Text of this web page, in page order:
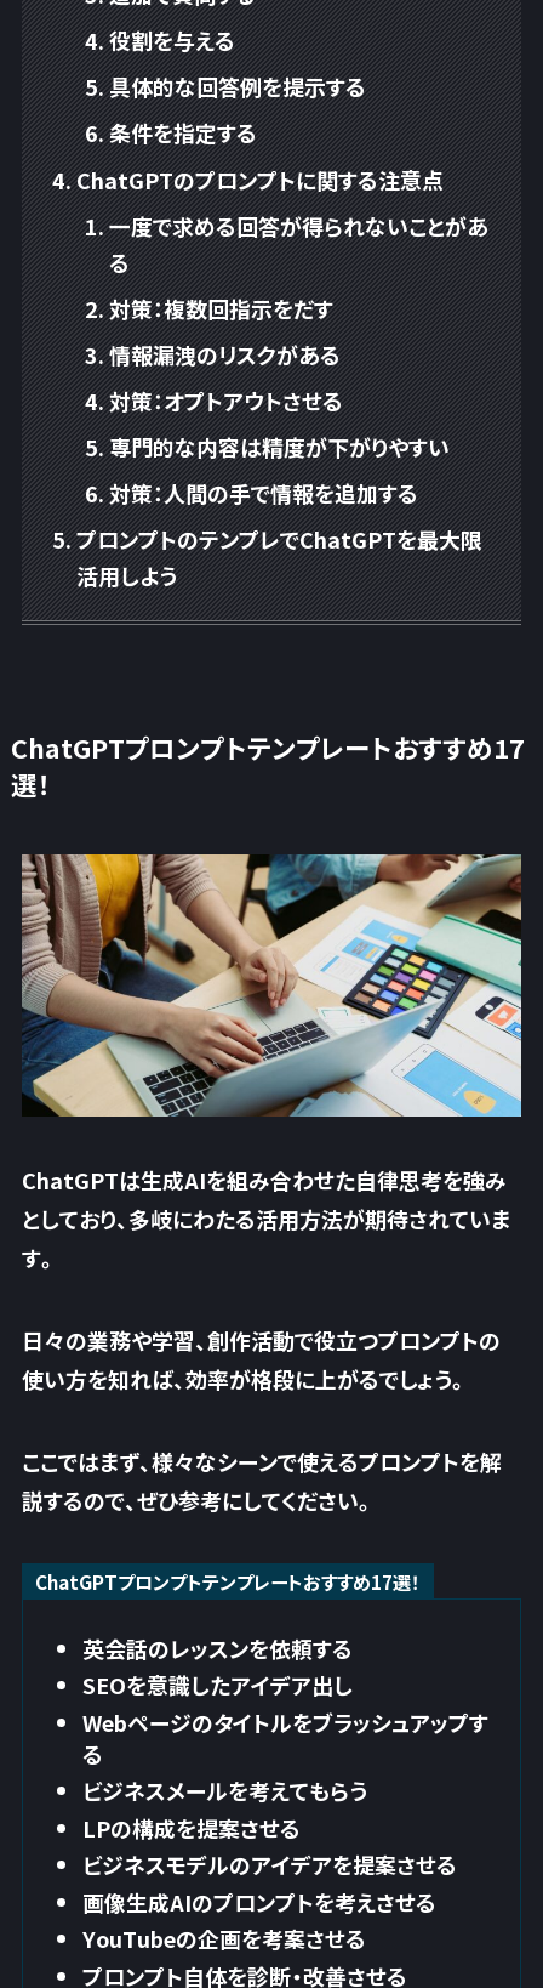
役割を与える
具体的な回答例を提示する
条件を指定する
ChatGPTのプロンプトに関する注意点
一度で求める回答が得られないことがあ
る
対策：複数回指示をだす
情報漏洩のリスクがある
対策：オプトアウトさせる
専門的な内容は精度が下がりやすい
対策：人間の手で情報を追加する
プロンプトのテンプレでChatGPTを最大限
活用しよう
ChatGPTプロンプトテンプレートおすすめ17
選！
ChatGPTは生成AIを組み合わせた自律思考を強み
としており、多岐にわたる活用方法が期待されていま
す。
日々の業務や学習、創作活動で役立つプロンプトの
使い方を知れば、効率が格段に上がるでしょう。
ここではまず、様々なシーンで使えるプロンプトを解
説するので、ぜひ参考にしてください。
ChatGPTプロンプトテンプレートおすすめ17選！
英会話のレッスンを依頼する
SEOを意識したアイデア出し
Webページのタイトルをブラッシュアップす
る
ビジネスメールを考えてもらう
LPの構成を提案させる
ビジネスモデルのアイデアを提案させる
画像生成AIのプロンプトを考えさせる
YouTubeの企画を考案させる
プロンプト自体を診断・改善させる